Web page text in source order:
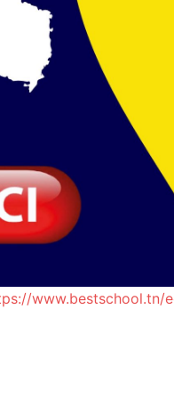
www.bestschool.tn/